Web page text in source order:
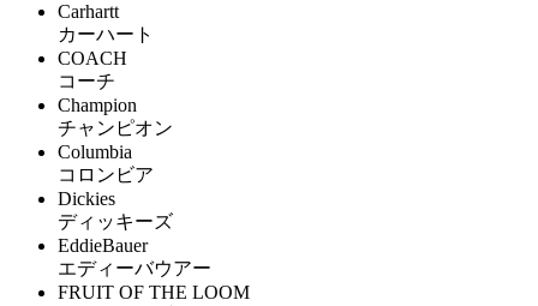
Carhartt
カーハート
COACH
コーチ
Champion
チャンピオン
Columbia
コロンビア
Dickies
ディッキーズ
EddieBauer
エディーバウアー
FRUIT OF THE LOOM